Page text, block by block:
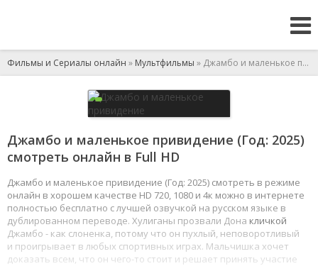
Фильмы и Сериалы онлайн » Мультфильмы » Джамбо и маленькое привидение
Джамбо и маленькое привидение (Год: 2025)
смотреть онлайн в Full HD
Джамбо и маленькое привидение (Год: 2025) смотреть в режиме
онлайн в хорошем качестве HD 720, 1080 и 4к можно в интернете
полностью бесплатно с лучшей озвучкой на русском языке в
дублированном переводе. Хулиганы прозвали Дона кличкой
Джамбо - как слоненка, потому что он пухлый, неповоротливый
и проигрывает в любых спортивных играх. Мальчишка хочет
доказать всем, что он чего-то стоит и решает принять участие